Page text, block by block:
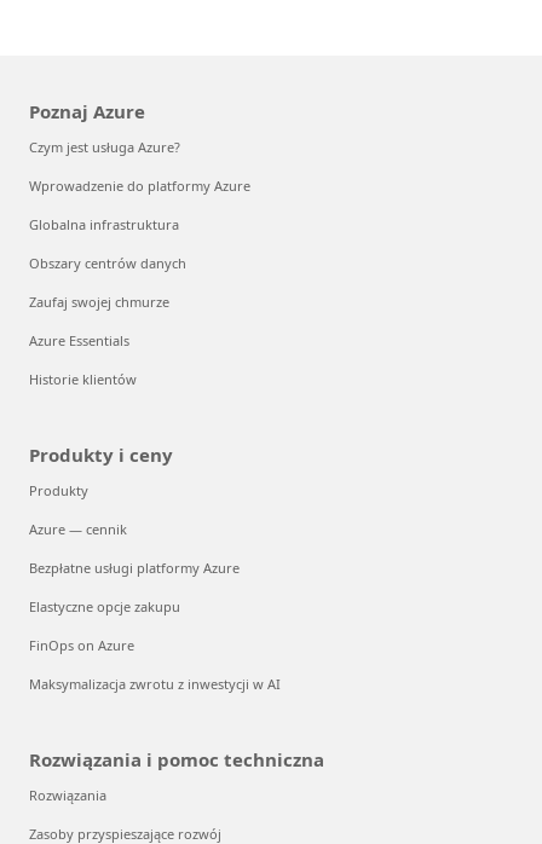
Poznaj Azure
Czym jest usługa Azure?
Wprowadzenie do platformy Azure
Globalna infrastruktura
Obszary centrów danych
Zaufaj swojej chmurze
Azure Essentials
Historie klientów
Produkty i ceny
Produkty
Azure — cennik
Bezpłatne usługi platformy Azure
Elastyczne opcje zakupu
FinOps on Azure
Maksymalizacja zwrotu z inwestycji w AI
Rozwiązania i pomoc techniczna
Rozwiązania
Zasoby przyspieszające rozwój